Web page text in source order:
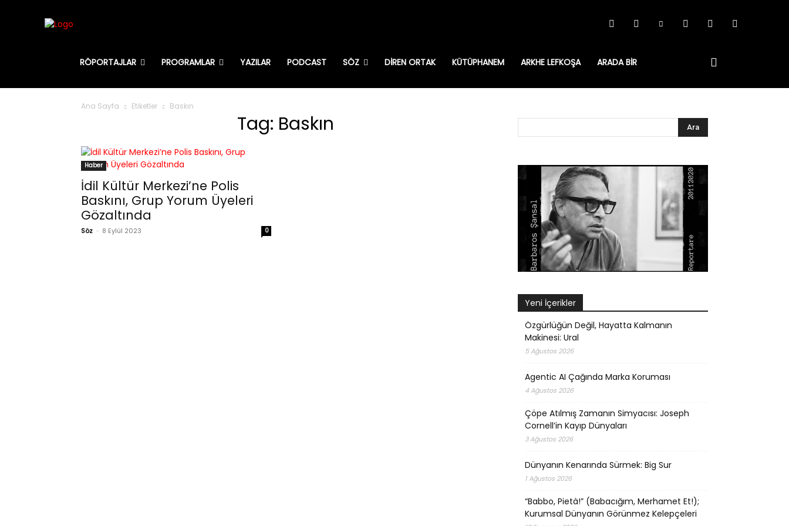
RÖPORTAJLAR PROGRAMLAR YAZILAR PODCAST SÖZ DIREN ORTAK KÜTÜPHANEM ARKHE LEFKOŞA ARADA BIR
Ana Sayfa Etiketler Baskın
Tag: Baskın
Haber
İdil Kültür Merkezi’ne Polis
Baskını, Grup Yorum Üyeleri
Gözaltında
Söz - 8 Eylül 2023 0
Yeni İçerikler
Özgürlüğün Değil, Hayatta Kalmanın
Makinesi: Ural
5 Ağustos 2026
Agentic AI Çağında Marka Koruması
4 Ağustos 2026
Çöpe Atılmış Zamanın Simyacısı: Joseph
Cornell’in Kayıp Dünyaları
3 Ağustos 2026
Dünyanın Kenarında Sürmek: Big Sur
1 Ağustos 2026
“Babbo, Pietà!” (Babacığım, Merhamet Et!);
Kurumsal Dünyanın Görünmez Kelepçeleri